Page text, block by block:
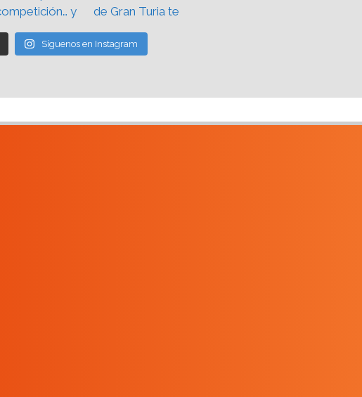
Síguenos en Instagram